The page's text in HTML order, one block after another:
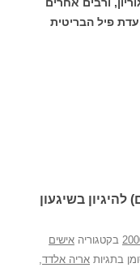
ורבים אחרים
פיל הבריטית
להיגיון בשיגעון
בקטגוריה אישים
בתגיות אריה אלדד,